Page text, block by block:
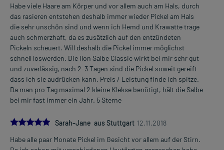
- Überempfindlichkeit gegen die Inhaltsstoffe
- Krämpfe bei Kindern (mit und ohne Fieber)
Welche Altersgruppe ist zu beachten?
- Kinder unter 30 Monaten: Das Arzneimittel darf nicht
angewendet werden.
- Kinder unter 12 Jahren: Das Arzneimittel sollte in dieser
Altersgruppe in der Regel nicht angewendet werden.
- Schwangerschaft: Das Arzneimittel sollte nach derzeitigen
Erkenntnissen nicht angewendet werden.
- Stillzeit: Von einer Anwendung wird nach derzeitigen
Habe viele Haare am Körper und vor allem auch am Hals, durch
das rasieren entstehen deshalb immer wieder Pickel am Hals
die sehr unschön sind und wenn ich Hemd und Krawatte trage
auch schmerzhaft, da es zusätzlich auf den entzündeten
Pickeln scheuert. Will deshalb die Pickel immer möglichst
schnell loswerden. Die Ilon Salbe Classic wirkt bei mir sehr gut
und zuverlässig, nach 2-3 Tagen sind die Pickel soweit gereift
dass ich sie audrücken kann. Preis / Leistung finde ich spitze.
Da man pro Tag maximal 2 kleine Klekse benötigt, hält die Salbe
bei mir fast immer ein Jahr. 5 Sterne
5.0
Sarah-Jane aus Stuttgart 12.11.2018
Habe alle paar Monate Pickel im Gesicht vor allem auf der Stirn.